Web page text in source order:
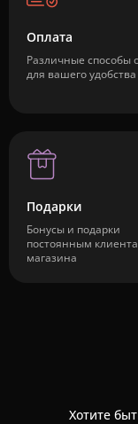
Оплата
Различные способы
для вашего удобства
Подарки
Бонусы и подарки
постоянным
магазина
Хотите